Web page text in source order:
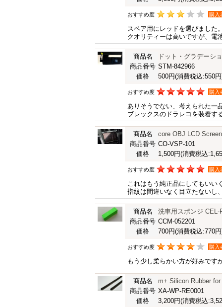
おすすめ度 購入
スペア用にレッドを選びました
クオリティーは高いですが、電
商品名
ドット・グラデーシ
商品番号 STM-842966
価格
500円(消費税込:550
おすすめ度 購入
ありそうでない、考えられた一
ブレックスのドラレコを装着す
商品名
core OBJ LCD
商品番号 CO-VSP-101
価格
1,500円(消費税込
おすすめ度 購入
これはもう純正品にしてもいい
指紋は間違いなく目立たないし
商品名
洗車用スポンジ
商品番号 CCM-052201
価格
700円(消費税込:770
おすすめ度 購入
もう少し柔らかい方が好みです
商品名
m+ Silicon Rubber
商品番号 XA-WP-RE0001
価格
3,200円(消費税込